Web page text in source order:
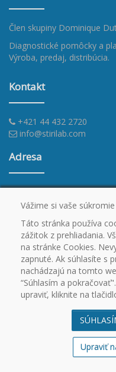
Člen skupiny Dominique
Diagnostické pomôcky a
Výroba, predaj, distribúcia.
Kontakt
+421 44 432 2720
info@stirilab.com
Adresa
STIRILAB s.r.o.
Textilná 23
DUTSCHER GROUP
France : Dutscher.com,
United Kingdom :
Germany : Kisker-
Spain : Ddbiolab.com
Vážime si vaše súkromie
Táto stránka používa
zážitok z prehliadania.
na stránke Cookies.
zapnuté. Ak súhlasíte s
nachádzajú na tomto
“Súhlasím a
upraviť, kliknite na
Upraviť